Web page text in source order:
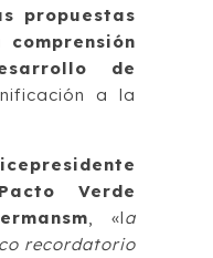
propuestas
de
a la
Verde
, «la
recordatorio